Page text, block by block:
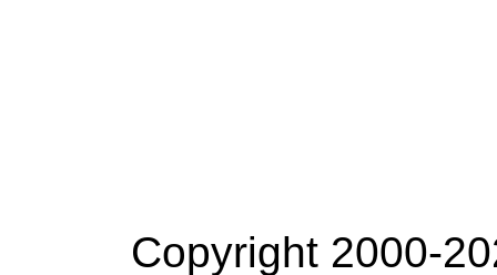
Copyright 2000-